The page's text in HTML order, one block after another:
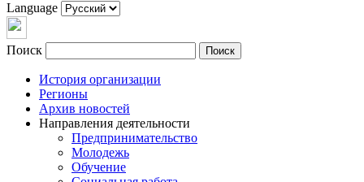
Language
Поиск Поиск
История организации
Регионы
Архив новостей
Направления деятельности
Предпринимательство
Молодежь
Обучение